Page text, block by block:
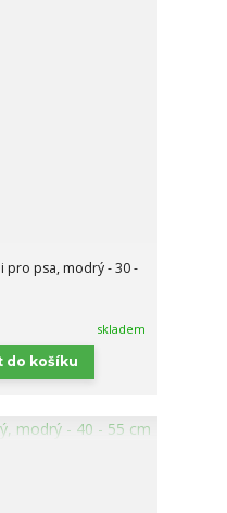
pro psa, modrý - 30 -
skladem
do košíku